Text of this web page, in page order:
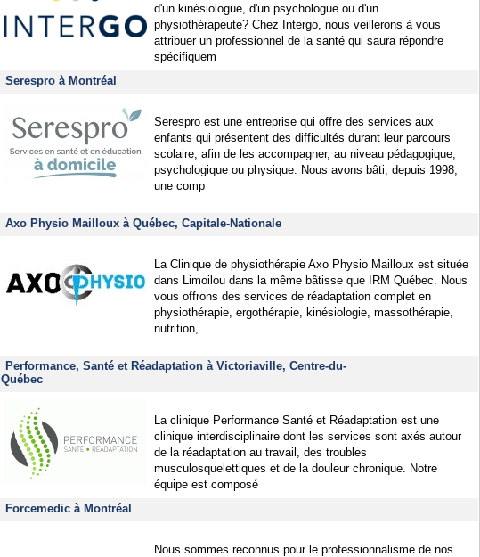
d'un kinésiologue, d'un psychologue ou d'un
physiothérapeute? Chez Intergo, nous veillerons à vous
attribuer un professionnel de la santé qui saura répondre
spécifiquem
Serespro à Montréal
Serespro est une entreprise qui offre des services aux
enfants qui présentent des difficultés durant leur parcours
scolaire, afin de les accompagner, au niveau pédagogique,
psychologique ou physique. Nous avons bâti, depuis 1998,
une comp
Axo Physio Mailloux à Québec, Capitale-Nationale
La Clinique de physiothérapie Axo Physio Mailloux est située
dans Limoilou dans la même bâtisse que IRM Québec. Nous
vous offrons des services de réadaptation complet en
physiothérapie, ergothérapie, kinésiologie, massothérapie,
nutrition,
Performance, Santé et Réadaptation à Victoriaville, Centre-du-
Québec
La clinique Performance Santé et Réadaptation est une
clinique interdisciplinaire dont les services sont axés autour
de la réadaptation au travail, des troubles
musculosquelettiques et de la douleur chronique. Notre
équipe est composé
Forcemedic à Montréal
Nous sommes reconnus pour le professionnalisme de nos